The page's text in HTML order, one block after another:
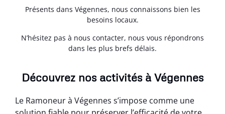
Présents dans Végennes, nous connaissons bien les
besoins locaux.
N’hésitez pas à nous contacter, nous vous répondrons
dans les plus brefs délais.
Découvrez nos activités à Végennes
Le Ramoneur à Végennes s’impose comme une